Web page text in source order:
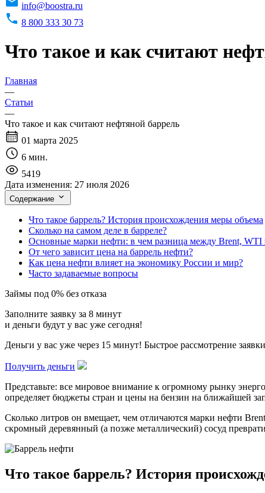
info@boostra.ru
8 800 333 30 73
Что такое и как считают
Главная
—
Статьи
—
Что такое и как считают нефтяной баррель
01 марта 2025
6 мин.
5419
Дата изменения: 27 июля 2026
Содержание
Что такое баррель? История происхождения меры объема
Сколько на самом деле в барреле?
Основные марки нефти: в чем разница между Brent, WTI
От чего зависит цена на баррель нефти?
Как цена нефти влияет на экономику России и мир?
Часто задаваемые вопросы
Займы под 0% без отказа
Заполните заявку за 8 минут
и деньги будут у вас уже сегодня!
Деньги у вас уже через 15 минут! Быстрое рассмотрение
Получить деньги
Представьте: все мировое внимание к огромному рынку
определяет бюджеты стран и цены на бензин на ближайшей
Сколько литров он вмещает, чем отличаются марки нефти
скромный деревянный (а позже металлический) сосуд
Что такое баррель? История